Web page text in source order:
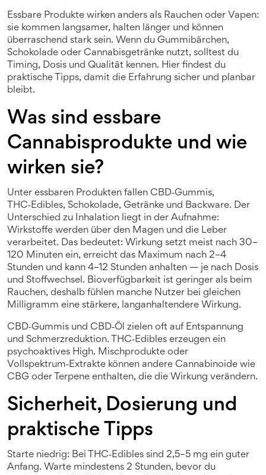
Essbare Produkte wirken anders als Rauchen oder Vapen:
sie kommen langsamer, halten länger und können
überraschend stark sein. Wenn du Gummibärchen,
Schokolade oder Cannabisgetränke nutzt, solltest du
Timing, Dosis und Qualität kennen. Hier findest du
praktische Tipps, damit die Erfahrung sicher und planbar
bleibt.
Was sind essbare
Cannabisprodukte und wie
wirken sie?
Unter essbaren Produkten fallen CBD‑Gummis,
THC‑Edibles, Schokolade, Getränke und Backware. Der
Unterschied zu Inhalation liegt in der Aufnahme:
Wirkstoffe werden über den Magen und die Leber
verarbeitet. Das bedeutet: Wirkung setzt meist nach 30–
120 Minuten ein, erreicht das Maximum nach 2–4
Stunden und kann 4–12 Stunden anhalten — je nach Dosis
und Stoffwechsel. Bioverfügbarkeit ist geringer als beim
Rauchen, deshalb fühlen manche Nutzer bei gleichen
Milligramm eine stärkere, langanhaltendere Wirkung.
CBD‑Gummis und CBD‑Öl zielen oft auf Entspannung
und Schmerzreduktion. THC‑Edibles erzeugen ein
psychoaktives High. Mischprodukte oder
Vollspektrum‑Extrakte können andere Cannabinoide wie
CBG oder Terpene enthalten, die die Wirkung verändern.
Sicherheit, Dosierung und
praktische Tipps
Starte niedrig: Bei THC‑Edibles sind 2,5–5 mg ein guter
Anfang. Warte mindestens 2 Stunden, bevor du